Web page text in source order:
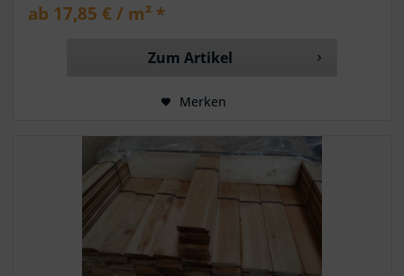
ab 17,85 € / m² *
Zum Artikel
Merken